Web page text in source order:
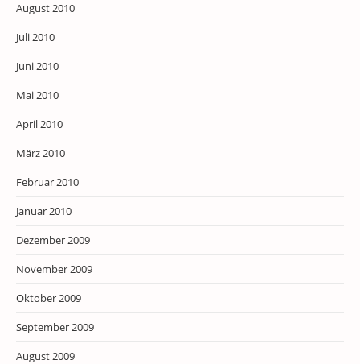
August 2010
Juli 2010
Juni 2010
Mai 2010
April 2010
März 2010
Februar 2010
Januar 2010
Dezember 2009
November 2009
Oktober 2009
September 2009
August 2009